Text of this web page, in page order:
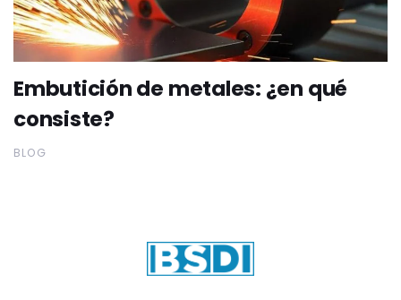
Embutición de metales: ¿en qué
consiste?
BLOG